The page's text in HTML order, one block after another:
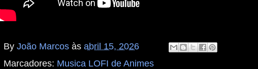
By João Marcos às abril 15, 2026
Marcadores: Musica LOFI de Animes